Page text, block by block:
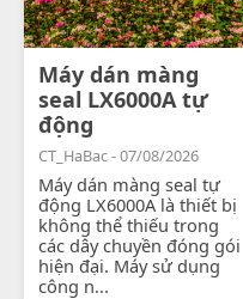
Máy dán màng
seal LX6000A tự
động
CT_HaBac - 07/08/2026
Máy dán màng seal tự
động LX6000A là thiết bị
không thể thiếu trong
các dây chuyền đóng gói
hiện đại. Máy sử dụng
công n...